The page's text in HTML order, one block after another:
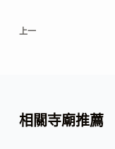
上一
相關寺廟推薦